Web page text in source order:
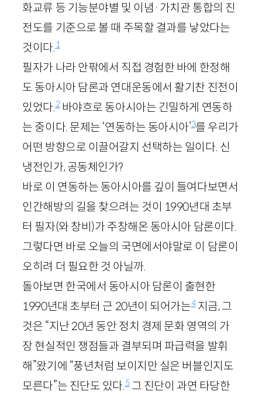
화교류 등 기능분야별 및 이념·가치관 통합의 진
전도를 기준으로 볼 때 주목할 결과를 낳았다는
것이다.1
필자가 나라 안팎에서 직접 경험한 바에 한정해
도 동아시아 담론과 연대운동에서 활기찬 진전이
있었다.2바야흐로 동아시아는 긴밀하게 연동하
는 중이다. 문제는 ‘연동하는 동아시아’3를 우리가
어떤 방향으로 이끌어갈지 선택하는 일이다. 신
냉전인가, 공동체인가?
바로 이 연동하는 동아시아를 깊이 들여다보면서
인간해방의 길을 찾으려는 것이 1990년대 초부
터 필자(와 창비)가 주창해온 동아시아 담론이다.
그렇다면 바로 오늘의 국면에서야말로 이 담론이
오히려 더 필요한 것 아닐까.
돌아보면 한국에서 동아시아 담론이 출현한
1990년대 초부터 근 20년이 되어가는4지금, 그
것은 “지난 20년 동안 정치 경제 문화 영역의 가
장 현실적인 쟁점들과 결부되며 파급력을 발휘
해”왔기에 “풍년처럼 보이지만 실은 버블인지도
모른다”는 진단도 있다.5그 진단이 과연 타당한